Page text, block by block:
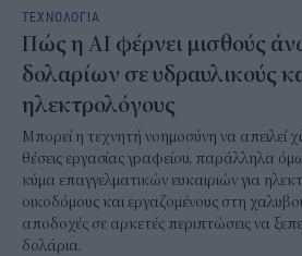
ΤΕΧΝΟΛΟΓΙΑ
Πώς η AI φέρνει μισθούς
δολαρίων σε υδραυλικούς
ηλεκτρολόγους
Μπορεί η τεχνητή νοημοσύνη να απειλεί
θέσεις εργασίας γραφείου, παράλληλα
κύμα επαγγελματικών ευκαιριών για
οικοδόμους και εργαζομένους στη
αποδοχές σε αρκετές περιπτώσεις να
δολάρια.